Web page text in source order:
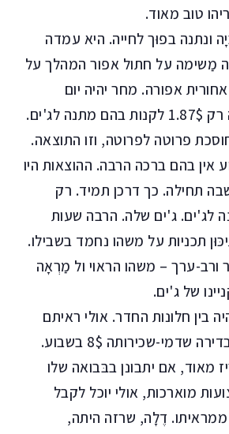
טוב מאוד.
ונתנה בפוּך לחייה. היא עמדה
מַשימה על חתול אפור המהלך על
אפורה. מחר יהיה יום
חג-המולד, והיו לה רק 1.87$ לקנות בהם מתנה לג'ים.
פרוטה לפרוטה, וזו התוצאה.
אין בהם ברכה הרבה. ההוצאות היו
תחילה. כך דרכן תמיד. רק
מתנה לג'ים. ג'ים שלה. הרבה שעות
תכניות על משהו נחמד בשבילו.
ורב-ערך – משהו הראוי ול מַרְאָה
של ג'ים.
בין חלונות החדר. אולי ראיתם
ראי בין-חלונתיים בדירה שדמי-שכירותה 8$ בשבוע.
מאוד, אם יתבונן בבּבואה שלו
מוארכות, אולי יוכל לקבל
ממראיתו. דֶלָה, שרזה היתה,